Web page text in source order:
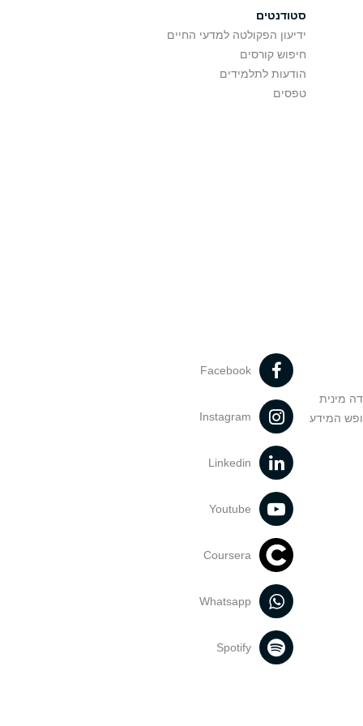
סטודנטים
ידיעון הפקולטה למדעי החיים
חיפוש קורסים
הודעות לתלמידים
טפסים
מינית
המידע
Facebook
Instagram
Linkedin
Youtube
Coursera
Whatsapp
Spotify